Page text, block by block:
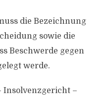
die Bezeichnung
sowie die
Beschwerde gegen
werde.
Insolvenzgericht –